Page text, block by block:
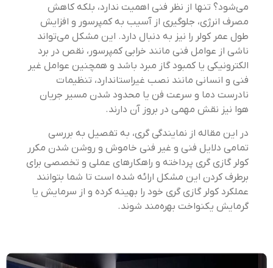
می‌شود؟ تنها از نظر فنی اهمیت ندارد، بلکه کاهش
مصرف انرژی، جلوگیری از آسیب به کمپرسور و افزایش
طول عمر کولر را نیز به دنبال دارد. این مشکل می‌تواند
ناشی از عوامل فنی مانند خرابی کمپرسور، نقص در برد
الکترونیکی یا کمبود گاز مبرد باشد و همچنین عوامل غیر
فنی و انسانی مانند نصب غیراستاندارد، تنظیمات
نادرست دما و سرعت فن یا محدود شدن مسیر جریان
هوا نیز نقش مهمی در بروز آن دارند.
در این مقاله از نمایندگی گری، به تفصیل به بررسی
تمامی دلایل فنی و غیر فنی خاموش و روشن شدن مکرر
کولر گازی گری پرداخته و راهکارهای عملی و تخصصی برای
برطرف کردن این مشکل ارائه شده است تا شما بتوانند
عملکرد کولر گازی گری خود را بهینه کرده و از سرمایش یا
گرمایش یکنواخت بهره‌مند شوند.